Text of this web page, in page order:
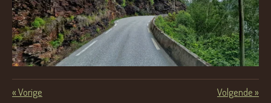
«Vorige Volgende»